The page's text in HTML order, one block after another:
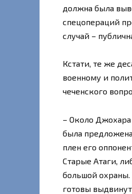
должна была
спецопераций
случай –
Кстати, те же
военному и
чеченского
– Около Джохара
была
плен его
Старые Атаги,
большой охраны.
готовы